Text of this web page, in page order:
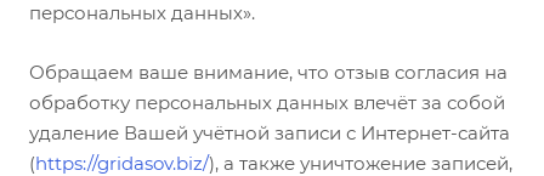
персональных данных».
Обращаем ваше внимание, что отзыв согласия на
обработку персональных данных влечёт за собой
удаление Вашей учётной записи с Интернет-сайта
(https://gridasov.biz/), а также уничтожение записей,